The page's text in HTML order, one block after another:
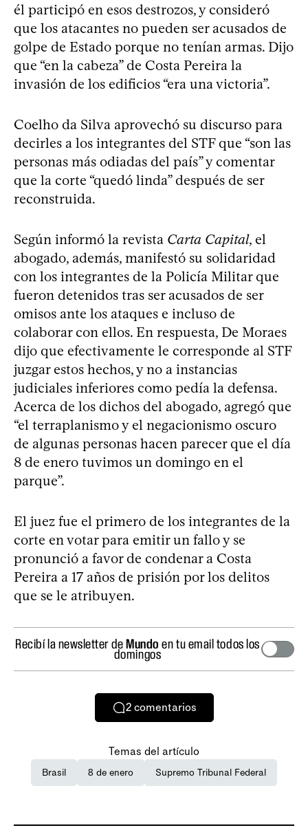
él participó en esos destrozos, y consideró
que los atacantes no pueden ser acusados de
golpe de Estado porque no tenían armas. Dijo
que “en la cabeza” de Costa Pereira la
invasión de los edificios “era una victoria”.
Coelho da Silva aprovechó su discurso para
decirles a los integrantes del STF que “son las
personas más odiadas del país” y comentar
que la corte “quedó linda” después de ser
reconstruida.
Según informó la revista Carta Capital, el
abogado, además, manifestó su solidaridad
con los integrantes de la Policía Militar que
fueron detenidos tras ser acusados de ser
omisos ante los ataques e incluso de
colaborar con ellos. En respuesta, De Moraes
dijo que efectivamente le corresponde al STF
juzgar estos hechos, y no a instancias
judiciales inferiores como pedía la defensa.
Acerca de los dichos del abogado, agregó que
“el terraplanismo y el negacionismo oscuro
de algunas personas hacen parecer que el día
8 de enero tuvimos un domingo en el
parque”.
El juez fue el primero de los integrantes de la
corte en votar para emitir un fallo y se
pronunció a favor de condenar a Costa
Pereira a 17 años de prisión por los delitos
que se le atribuyen.
Recibí la newsletter deMundo en tu email todos los
domingos
2 comentarios
Temas del artículo
Brasil 8 de enero Supremo Tribunal Federal